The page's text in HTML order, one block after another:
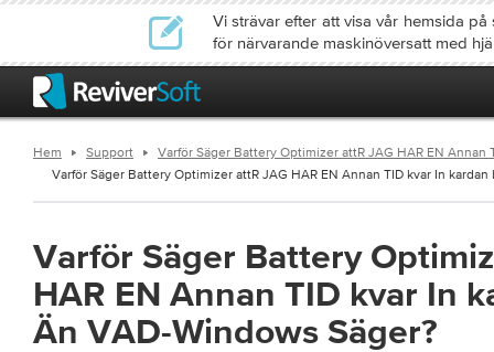
Vi strävar efter att visa vår hemsida
för närvarande maskinöversatt med
Hem Support
Varför Säger Battery Optimizer attR JAG HAR EN
Varför Säger Battery Optimizer attR JAG HAR EN Annan TID kvar In kardan
Varför Säger Battery
HAR EN Annan TID kvar In
Än VAD-Windows Säger?